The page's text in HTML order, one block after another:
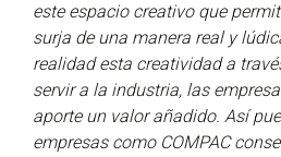
este espacio creativo que
surja de una manera real y
realidad esta creatividad a
servir a la industria, las
aporte un valor añadido. Así
empresas como COMPAC